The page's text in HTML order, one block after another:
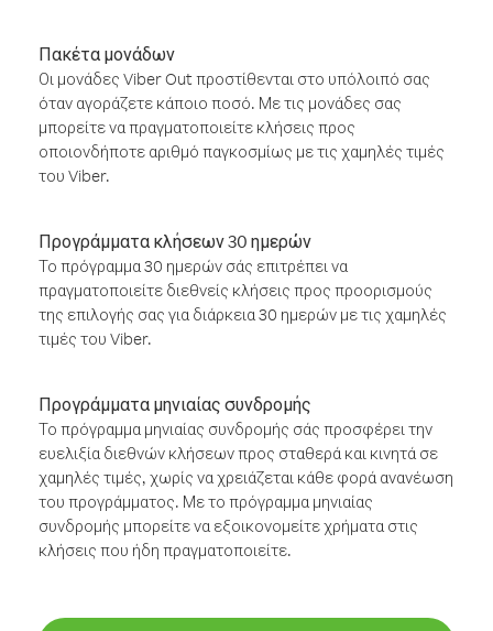
Πακέτα μονάδων
Οι μονάδες Viber Out προστίθενται στο υπόλοιπό σας
όταν αγοράζετε κάποιο ποσό. Με τις μονάδες σας
μπορείτε να πραγματοποιείτε κλήσεις προς
οποιονδήποτε αριθμό παγκοσμίως με τις χαμηλές τιμές
του Viber.
Προγράμματα κλήσεων 30 ημερών
Το πρόγραμμα 30 ημερών σάς επιτρέπει να
πραγματοποιείτε διεθνείς κλήσεις προς προορισμούς
της επιλογής σας για διάρκεια 30 ημερών με τις χαμηλές
τιμές του Viber.
Προγράμματα μηνιαίας συνδρομής
Το πρόγραμμα μηνιαίας συνδρομής σάς προσφέρει την
ευελιξία διεθνών κλήσεων προς σταθερά και κινητά σε
χαμηλές τιμές, χωρίς να χρειάζεται κάθε φορά ανανέωση
του προγράμματος. Με το πρόγραμμα μηνιαίας
συνδρομής μπορείτε να εξοικονομείτε χρήματα στις
κλήσεις που ήδη πραγματοποιείτε.